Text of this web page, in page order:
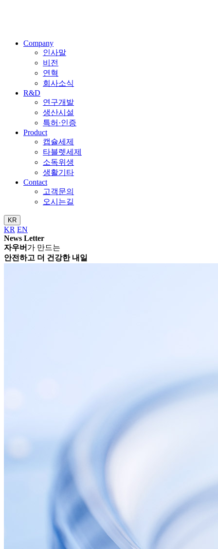
Company
인사말
비전
연혁
회사소식
R&D
연구개발
생산시설
특허·인증
Product
캡슐세제
타블렛세제
소독위생
생활기타
Contact
고객문의
오시는길
KR
KR EN
News Letter
자우버 가 만드는
안전하고 더 건강한 내일